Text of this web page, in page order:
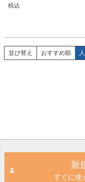
税込
並び替え おすすめ順
新
すぐに使